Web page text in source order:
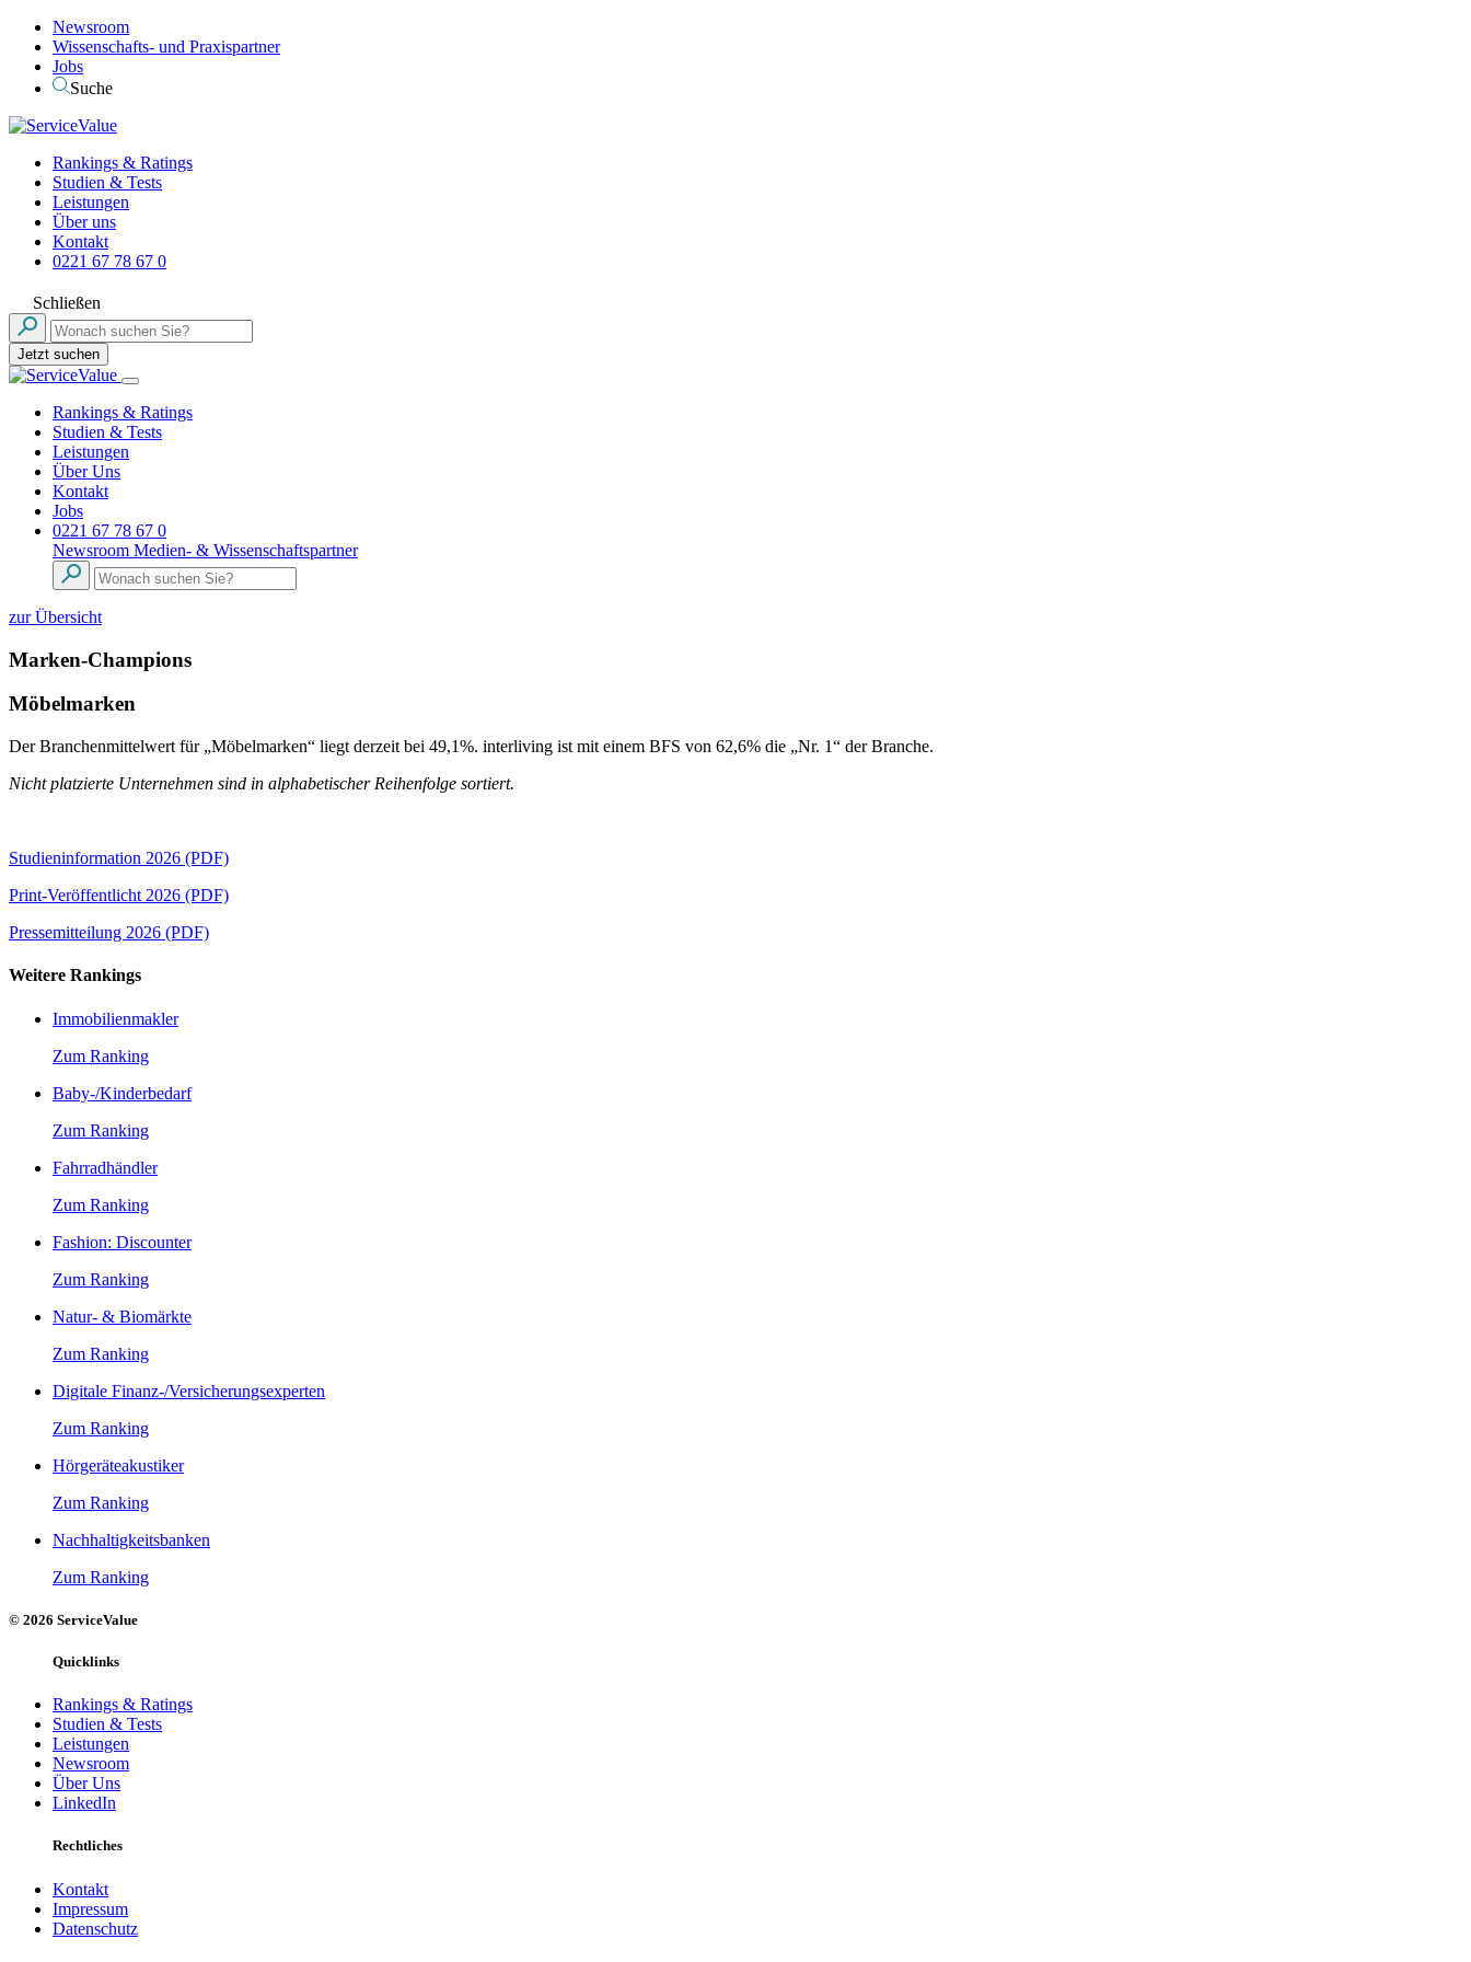
Newsroom
Wissenschafts- und Praxispartner
Jobs
Suche
Rankings & Ratings
Studien & Tests
Leistungen
Über uns
Kontakt
0221 67 78 67 0
Schließen
Jetzt suchen
Rankings & Ratings
Studien & Tests
Leistungen
Über Uns
Kontakt
Jobs
0221 67 78 67 0
Newsroom Medien- & Wissenschaftspartner
zur Übersicht
Marken-Champions
Möbelmarken
Der Branchenmittelwert für „Möbelmarken“ liegt derzeit bei 49,1%. interliving ist mit einem BFS von 62,6% die „Nr. 1“ der Branche.
Nicht platzierte Unternehmen sind in alphabetischer Reihenfolge sortiert.
Studieninformation 2026 (PDF)
Print-Veröffentlicht 2026 (PDF)
Pressemitteilung 2026 (PDF)
Weitere Rankings
Immobilienmakler
Zum Ranking
Baby-/Kinderbedarf
Zum Ranking
Fahrradhändler
Zum Ranking
Fashion: Discounter
Zum Ranking
Natur- & Biomärkte
Zum Ranking
Digitale Finanz-/Versicherungsexperten
Zum Ranking
Hörgeräteakustiker
Zum Ranking
Nachhaltigkeitsbanken
Zum Ranking
© 2026 ServiceValue
Quicklinks
Rankings & Ratings
Studien & Tests
Leistungen
Newsroom
Über Uns
LinkedIn
Rechtliches
Kontakt
Impressum
Datenschutz